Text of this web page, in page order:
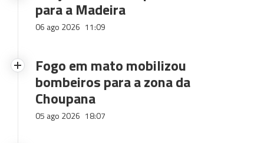
para a Madeira
06 ago 2026 11:09
Fogo em mato mobilizou
bombeiros para a zona da
Choupana
05 ago 2026 18:07